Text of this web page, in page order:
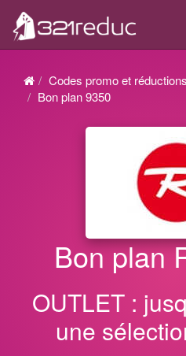
Codes promo et réductions
Bon plan 9350
Bon plan
OUTLET :
une